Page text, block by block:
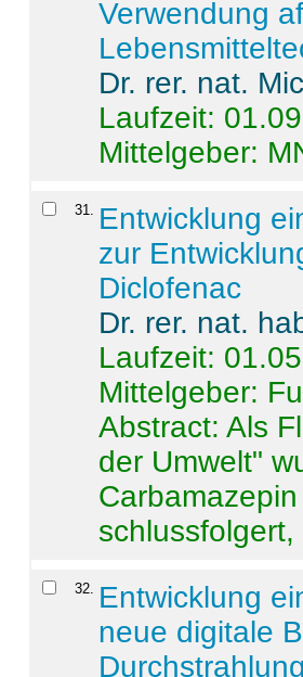
Verwendung
Dr. rer. nat.
Laufzeit:
Mittelgeber:
31. Entwicklung
zur
Diclofenac
Dr. rer. nat.
Laufzeit:
Mittelgeber:
Abstract:Als
der Umwelt"
32. Entwicklung
neue digitale